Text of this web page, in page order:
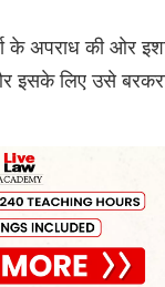
के अपराध की ओर
इसके लिए उसे